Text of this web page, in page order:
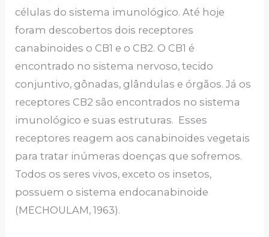
células do sistema imunológico. Até hoje
foram descobertos dois receptores
canabinoides o CB1 e o CB2. O CB1 é
encontrado no sistema nervoso, tecido
conjuntivo, gônadas, glândulas e órgãos. Já os
receptores CB2 são encontrados no sistema
imunológico e suas estruturas. Esses
receptores reagem aos canabinoides vegetais
para tratar inúmeras doenças que sofremos.
Todos os seres vivos, exceto os insetos,
possuem o sistema endocanabinoide
(MECHOULAM, 1963).